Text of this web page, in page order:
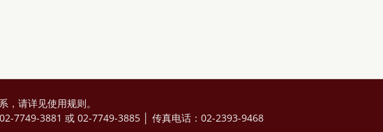
，请详见使用规则。
7749-3881 或 02-7749-3885 │ 传真电话：02-2393-9468